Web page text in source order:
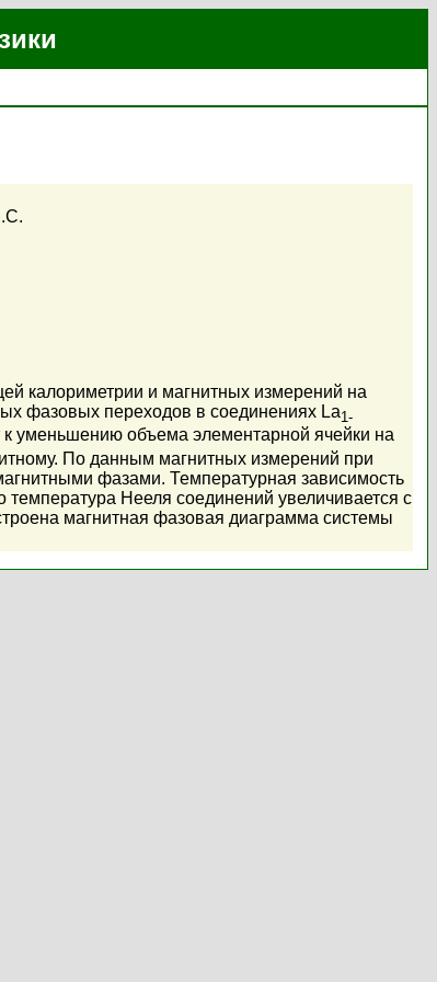
калориметрии и магнитных измерений на
фазовых переходов в соединениях La1-
уменьшению объема элементарной ячейки на
По данным магнитных измерений при
фазами. Температурная зависимость
Нееля соединений увеличивается с
магнитная фазовая диаграмма системы